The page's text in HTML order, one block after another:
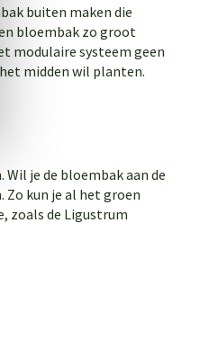
buiten maken die
bloembak zo groot
modulaire systeem geen
midden wil planten.
je de bloembak aan de
Zo kun je al het groen
zoals de Ligustrum